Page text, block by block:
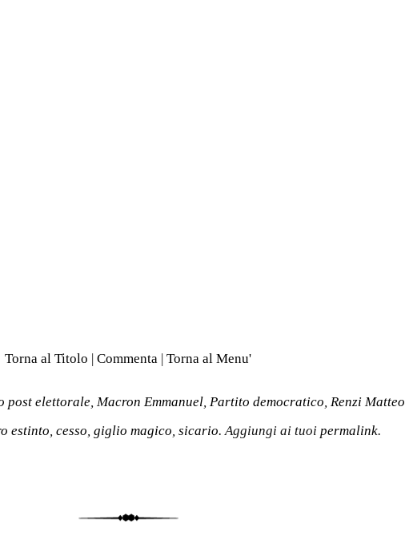
Torna al Titolo Commenta Torna al Menu'
post elettorale, Macron Emmanuel, Partito democratico, Renzi Matteo
estinto, cesso, giglio magico, sicario. Aggiungi ai tuoi permalink.